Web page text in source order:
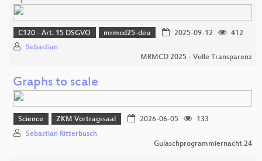
C120 - Art. 15 DSGVO mrmcd25-deu 2025-09-12
412
Sebastian
MRMCD 2025 - Volle Transparenz
Graphs to scale
Science ZKM Vortragssaal 2026-06-05
133
Sebastian Ritterbusch
Gulaschprogrammiernacht 24